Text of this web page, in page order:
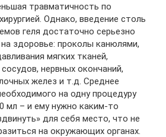
травматичность по
Однако, введение столь
геля достаточно серьезно
здоровье: проколы канюлями,
мягких тканей,
нервных окончаний,
желез и т.д. Среднее
на одну процедуру
мл – и ему нужно каким-то
для себя место, что не
на окружающих органах.